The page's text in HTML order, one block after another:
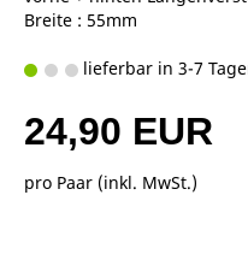
Breite : 55mm
lieferbar in 3-7
24,90 EUR
pro Paar (inkl. MwSt.)